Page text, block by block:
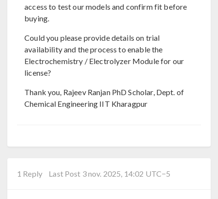
access to test our models and confirm fit before
buying.
Could you please provide details on trial
availability and the process to enable the
Electrochemistry / Electrolyzer Module for our
license?
Thank you, Rajeev Ranjan PhD Scholar, Dept. of
Chemical Engineering IIT Kharagpur
1 Reply Last Post 3 nov. 2025, 14:02 UTC−5